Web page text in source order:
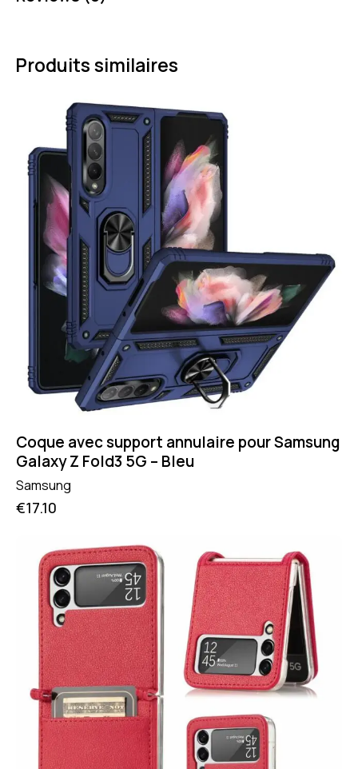
Produits similaires
Coque avec support annulaire pour Samsung
Galaxy Z Fold3 5G – Bleu
Samsung
€17.10